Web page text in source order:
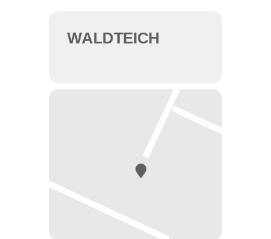
Die Taufe
WALDTEICH